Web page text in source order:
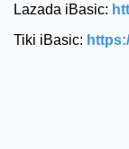
Lazada iBasic:
Tiki iBasic: